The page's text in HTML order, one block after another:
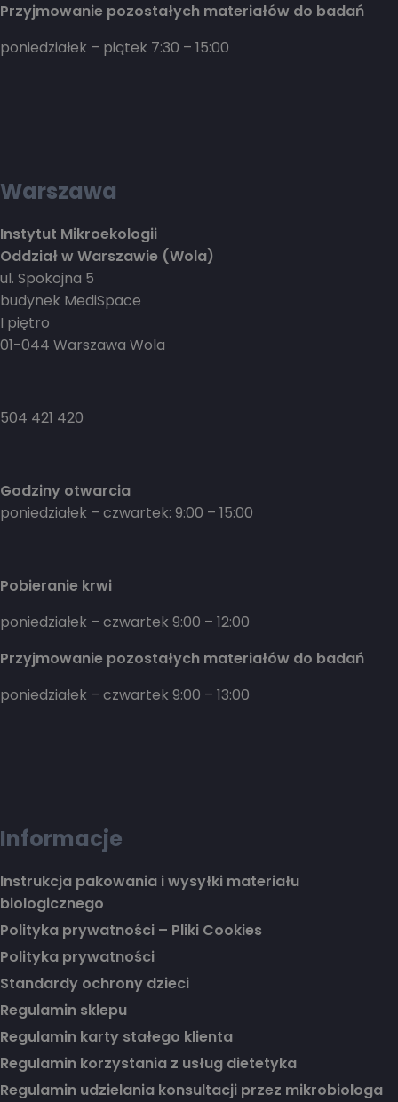
Przyjmowanie pozostałych materiałów do badań
poniedziałek – piątek 7:30 – 15:00
Warszawa
Instytut Mikroekologii
Oddział w Warszawie (Wola)
ul. Spokojna 5
budynek MediSpace
I piętro
01-044 Warszawa Wola
504 421 420
Godziny otwarcia
poniedziałek – czwartek: 9:00 – 15:00
Pobieranie krwi
poniedziałek – czwartek 9:00 – 12:00
Przyjmowanie pozostałych materiałów do badań
poniedziałek – czwartek 9:00 – 13:00
Informacje
Instrukcja pakowania i wysyłki materiału
biologicznego
Polityka prywatności – Pliki Cookies
Polityka prywatności
Standardy ochrony dzieci
Regulamin sklepu
Regulamin karty stałego klienta
Regulamin korzystania z usług dietetyka
Regulamin udzielania konsultacji przez mikrobiologa